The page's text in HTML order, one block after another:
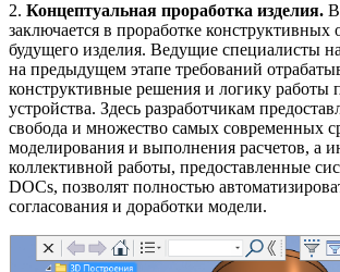
2. Концептуальная проработка изделия.
заключается в проработке конструктивных
будущего изделия. Ведущие специалисты
на предыдущем этапе требований
конструктивные решения и логику работы
устройства. Здесь разработчикам
свобода и множество самых современных
моделирования и выполнения расчетов, а
коллективной работы, предоставленные
DOCs, позволят полностью
согласования и доработки модели.